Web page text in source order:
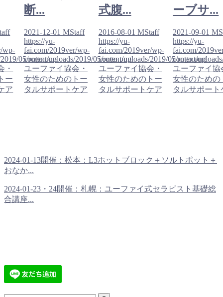
wp-
05/rogo.png
・
ー
ア
断...
2021-12-01 MStaff
https://yu-
fai.com/2019ver/wp-
content/uploads/2019/05/rogo.png
ユーファイ協会・
女性のためのトー
タルサポートケア
式腹...
2016-08-01 MStaff
https://yu-
fai.com/2019ver/wp-
content/uploads/2019/05/rogo.png
ユーファイ協会・
女性のためのトー
タルサポートケア
ーブサ...
2021-09-01
https://yu-
fai.com/
content/
ユーファイ協
女性のための
タルサポート
2024-01-13開催：松本：L3ホットブロック＋ソルトポット＋
おなか...
2024-01-23・24開催：札幌：ユーファイ式セラピスト基礎総
合講座...